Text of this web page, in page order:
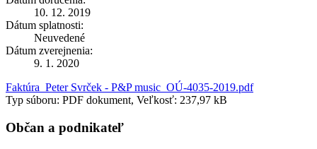
10. 12. 2019
Dátum splatnosti:
Neuvedené
Dátum zverejnenia:
9. 1. 2020
Faktúra_Peter Svrček - P&P music_OÚ-4035-2019.pdf
Typ súboru: PDF dokument, Veľkosť: 237,97 kB
Občan a podnikateľ